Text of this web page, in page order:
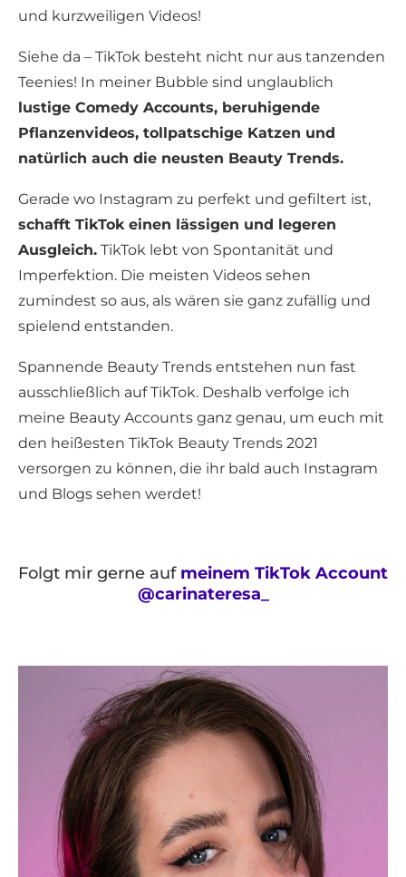
und kurzweiligen Videos!
Siehe da – TikTok besteht nicht nur aus tanzenden
Teenies! In meiner Bubble sind unglaublich
lustige Comedy Accounts, beruhigende
Pflanzenvideos, tollpatschige Katzen und
natürlich auch die neusten Beauty Trends.
Gerade wo Instagram zu perfekt und gefiltert ist,
schafft TikTok einen lässigen und legeren
Ausgleich. TikTok lebt von Spontanität und
Imperfektion. Die meisten Videos sehen
zumindest so aus, als wären sie ganz zufällig und
spielend entstanden.
Spannende Beauty Trends entstehen nun fast
ausschließlich auf TikTok. Deshalb verfolge ich
meine Beauty Accounts ganz genau, um euch mit
den heißesten TikTok Beauty Trends 2021
versorgen zu können, die ihr bald auch Instagram
und Blogs sehen werdet!
Folgt mir gerne auf meinem TikTok Account
@carinateresa_